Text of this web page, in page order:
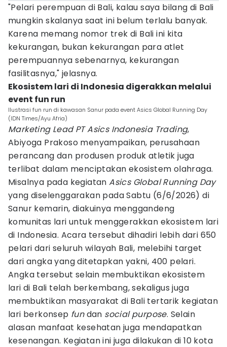
"Pelari perempuan di Bali, kalau saya bilang di Bali
mungkin skalanya saat ini belum terlalu banyak.
Karena memang nomor trek di Bali ini kita
kekurangan, bukan kekurangan para atlet
perempuannya sebenarnya, kekurangan
fasilitasnya," jelasnya.
Ekosistem lari di Indonesia digerakkan melalui
event fun run
Ilustrasi fun run di kawasan Sanur pada event Asics Global Running Day
(IDN Times/Ayu Afria)
Marketing Lead PT Asics Indonesia Trading,
Abiyoga Prakoso menyampaikan, perusahaan
perancang dan produsen produk atletik juga
terlibat dalam menciptakan ekosistem olahraga.
Misalnya pada kegiatanAsics Global Running Day
yang diselenggarakan pada Sabtu (6/6/2026) di
Sanur kemarin, diakuinya menggandeng
komunitas lari untuk menggerakkan ekosistem lari
di Indonesia. Acara tersebut dihadiri lebih dari 650
pelari dari seluruh wilayah Bali, melebihi target
dari angka yang ditetapkan yakni, 400 pelari.
Angka tersebut selain membuktikan ekosistem
lari di Bali telah berkembang, sekaligus juga
membuktikan masyarakat di Bali tertarik kegiatan
lari berkonsep fundan social purpose. Selain
alasan manfaat kesehatan juga mendapatkan
kesenangan. Kegiatan ini juga dilakukan di 10 kota